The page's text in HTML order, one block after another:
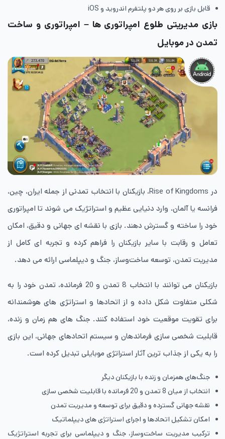
قابل بازی بر روی هر دو پلتفرم اندروید و iOS
بازی مدیریتی طلوع امپراتوری ها – امپراتوری و ساخت
تمدن در موبایل
در Rise of Kingdoms، بازیکنان با انتخاب تمدنی از جمله ایران، چین،
فرانسه یا آلمان، وارد دنیایی عظیم و استراتژیک می شوند تا امپراتوری
خود را ساخته و گسترش دهند. بازی با نقشه ای جهانی و دقیق، امکان
تعامل و رقابت با سایر بازیکنان را فراهم کرده و تجربه ای کامل از
مدیریت تمدن، توسعه ساخت‌وساز، جنگ و دیپلماسی ارائه می دهد.
بازیکنان می توانند با انتخاب 8 تمدن و 20 فرمانده، تمدن خود را به
شکلی متفاوت شکل داده و از اتحادها و استراتژی های هوشمندانه
برای تقویت موقعیت خود استفاده کنند. جنگ های هم زمان و زنده،
قابلیت شخصی سازی فرماندهان و سیستم اتحادهای جهانی، این بازی
را به یکی از جذاب ترین آثار استراتژی موبایلی تبدیل کرده است.
جنگ‌های همزمان و زنده با بازیکنان دیگر
انتخاب از میان 8 تمدن و 20 فرمانده با قابلیت شخصی سازی
نقشه جهانی گسترده و دقیق برای توسعه و مدیریت تمدن
امکان تشکیل اتحادها و اجرای استراتژی های دیپلماتیک
ترکیب مدیریت ساخت‌وساز، جنگ و دیپلماسی برای تجربه استراتژیک